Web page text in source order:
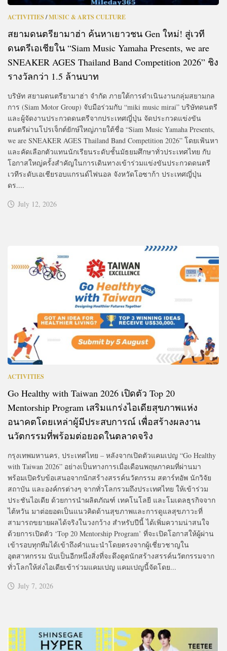
ACTIVITIES/MUSIC & ARTS CULTURE
สยามดนตรียามาฮ่า ค้นหาเยาวชน Gen ใหม่! สู่เวที
ดนตรีเอเชียใน “Siam Music Yamaha Presents, we are
SNEAKER AGES Thailand Band Competition 2026” ชิง
รางวัลกว่า 1.5 ล้านบาท
บริษัท สยามดนตรียามาฮ่า จำกัด ภายใต้การดำเนินงานกลุ่มสยามกล
การ (Siam Motor Group) จับมือร่วมกับ “miki music mirai” บริษัทดนตรี
และผู้จัดงานประกวดดนตรีจากประเทศญี่ปุ่น จัดประกวดแข่งขัน
ดนตรีผ่านโปรเจ็กต์ยักษ์ใหญ่ภายใต้ชื่อ “Siam Music Yamaha Presents,
we are SNEAKER AGES Thailand Band Competition 2026” โดยเฟ้นหา
และคัดเลือกตัวแทนนักเรียนระดับชั้นมัธยมศึกษาทั่วประเทศไทย กับ
โอกาสใหญ่ครั้งสำคัญในการเดินทางเข้าร่วมแข่งขันประกวดดนตรี
เวทีระดับเอเชียรอบแกรนด์ไฟนอล จังหวัดโอซาก้า ประเทศญี่ปุ่น
ดร....
July 12, 2026
ACTIVITIES
Go Healthy with Taiwan 2026 เปิดตัว Top 20
Mentorship Program เสริมแกร่งไอเดียสุขภาพแห่ง
อนาคตโดยเหล่าผู้มีประสบการณ์ เพื่อสร้างผลงาน
นวัตกรรมที่พร้อมต่อยอดในตลาดจริง
กรุงเทพมหานคร, ประเทศไทย – หลังจากเปิดตัวแคมเปญ “Go Healthy
with Taiwan 2026” อย่างเป็นทางการเมื่อเดือนพฤษภาคมที่ผ่านมา
พร้อมเปิดรับข้อเสนอจากนักสร้างสรรค์นวัตกรรม สตาร์ทอัพ นักวิจัย
สถาบัน และองค์กรต่างๆ จากทั่วโลกรวมถึงประเทศไทย ให้เข้าร่วม
ประชันไอเดีย ด้วยการนำผลิตภัณฑ์ เทคโนโลยี และโมเดลธุรกิจจาก
ไต้หวัน มาต่อยอดเป็นแนวคิดด้านสุขภาพและการดูแลสุขภาวะที่
สามารถขยายผลได้จริงในวงกว้าง สำหรับปีนี้ ได้เพิ่มความน่าสนใจ
ด้วยการเปิดตัว ‘Top 20 Mentorship Program’ ที่จะเปิดโอกาสให้ผู้ผ่าน
เข้ารอบทุกทีมได้เข้าถึงคำแนะนำโดยตรงจากผู้เชี่ยวชาญใน
อุตสาหกรรม นับเป็นอีกหนึ่งสิ่งที่จะดึงดูดนักสร้างสรรค์นวัตกรรมจาก
ทั่วโลกให้ส่งไอเดียเข้าร่วมแคมเปญ แคมเปญนี้จัดโดย...
July 7, 2026